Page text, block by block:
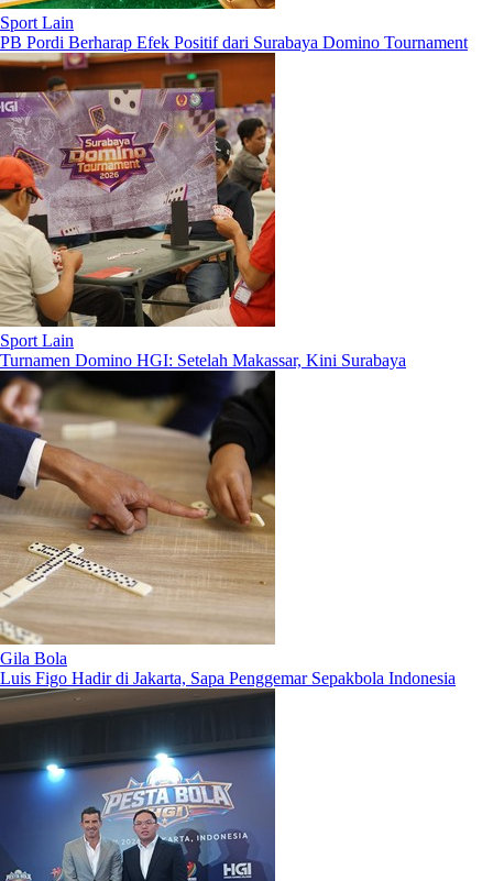
Sport Lain
PB Pordi Berharap Efek Positif dari Surabaya Domino Tournament
Sport Lain
Turnamen Domino HGI: Setelah Makassar, Kini Surabaya
Gila Bola
Luis Figo Hadir di Jakarta, Sapa Penggemar Sepakbola Indonesia